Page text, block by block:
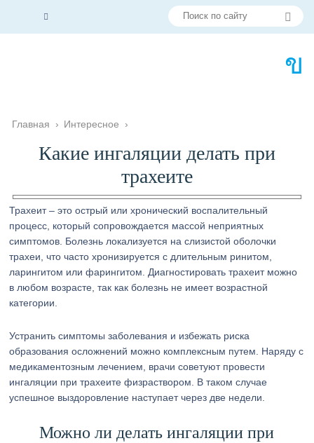
Главная › Интересное ›
Какие ингаляции делать при
трахеите
Трахеит – это острый или хронический воспалительный
процесс, который сопровождается массой неприятных
симптомов. Болезнь локализуется на слизистой оболочки
трахеи, что часто хронизируется с длительным ринитом,
ларингитом или фарингитом. Диагностировать трахеит можно
в любом возрасте, так как болезнь не имеет возрастной
категории.
Устранить симптомы заболевания и избежать риска
образования осложнений можно комплексным путем. Наряду с
медикаментозным лечением, врачи советуют провести
ингаляции при трахеите физраствором. В таком случае
успешное выздоровление наступает через две недели.
Можно ли делать ингаляции при